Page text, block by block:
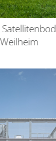
Weilheim